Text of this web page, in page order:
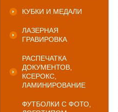
КУБКИ И МЕДАЛИ
ЛАЗЕРНАЯ
ГРАВИРОВКА
РАСПЕЧАТКА
ДОКУМЕНТОВ,
КСЕРОКС,
ЛАМИНИРОВАНИЕ
ФУТБОЛКИ С ФОТО,